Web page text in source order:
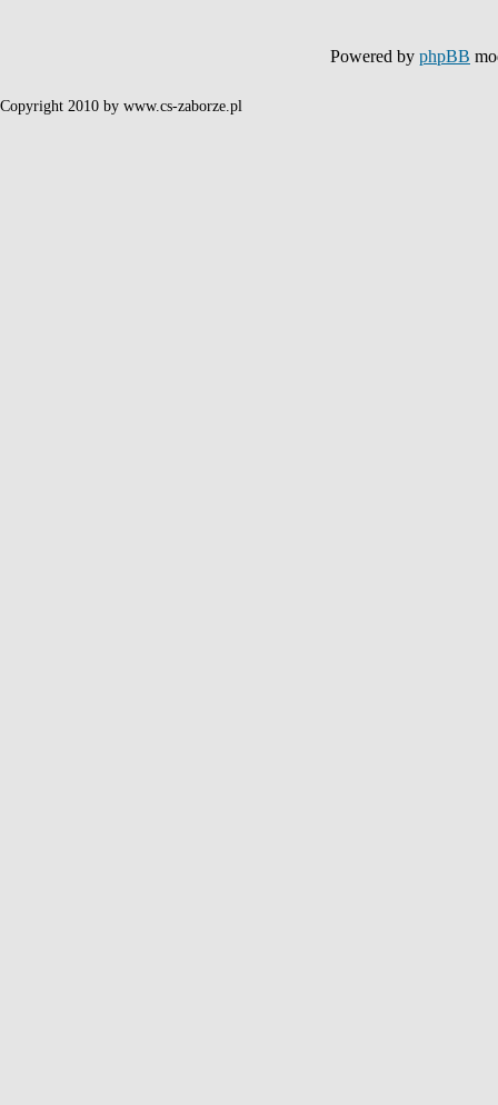
Powered by phpBB
Copyright 2010 by www.cs-zaborze.pl